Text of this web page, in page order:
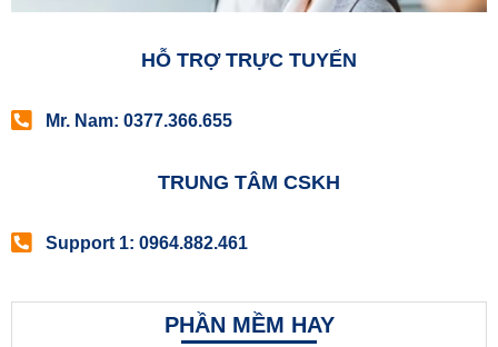
HỖ TRỢ TRỰC TUYẾN
Mr. Nam: 0377.366.655
TRUNG TÂM CSKH
Support 1: 0964.882.461
PHẦN MỀM HAY